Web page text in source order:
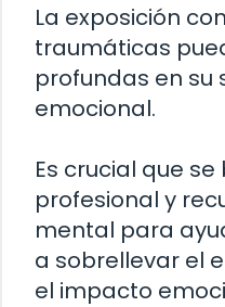
La exposición
traumáticas
profundas en su
emocional.
Es crucial que
profesional y
mental para
a sobrellevar el
el impacto